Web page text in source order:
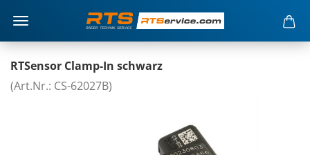
RTSensor Clamp-In schwarz
(Art.Nr.: CS-62027B)